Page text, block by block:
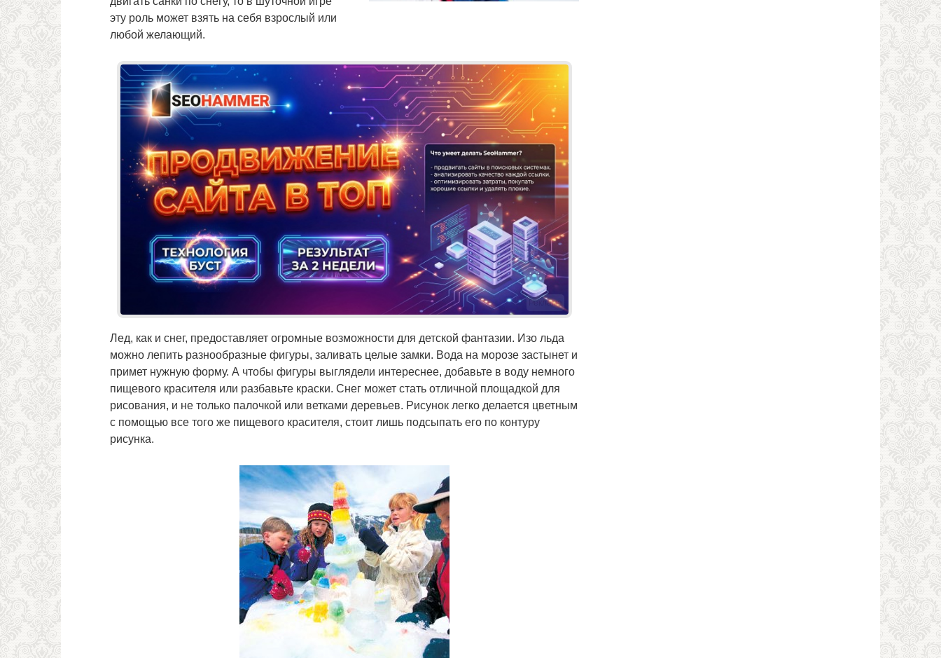
эту роль может взять на себя взрослый или
любой желающий.
Реклама
Лед, как и снег, предоставляет огромные возможности для детской фантазии. Изо льда
можно лепить разнообразные фигуры, заливать целые замки. Вода на морозе застынет и
примет нужную форму. А чтобы фигуры выглядели интереснее, добавьте в воду немного
пищевого красителя или разбавьте краски. Снег может стать отличной площадкой для
рисования, и не только палочкой или ветками деревьев. Рисунок легко делается цветным
с помощью все того же пищевого красителя, стоит лишь подсыпать его по контуру
рисунка.